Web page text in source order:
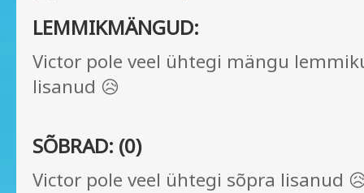
LEMMIKMÄNGUD:
Victor pole veel ühtegi mängu
lisanud 😥
SÕBRAD: (0)
Victor pole veel ühtegi sõpra lisanud